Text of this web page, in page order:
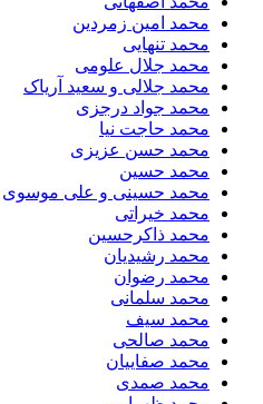
محمد امین زمردین
محمد تنهایی
محمد جلال علومی
محمد جلالی و سعید آریاک
محمد جواد درجزی
محمد حاجت نیا
محمد حسن عزیزی
محمد حسین
محمد حسینی و علی موسوی
محمد خیراتی
محمد ذاکرحسین
محمد رشیدیان
محمد رضوان
محمد سلمانی
محمد سیف
محمد صالحی
محمد صفاییان
محمد صمدی